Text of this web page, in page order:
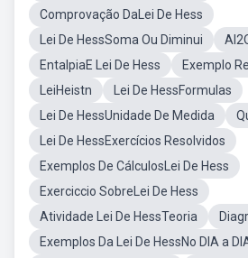
Comprovação DaLei De Hess
Lei De HessSoma Ou Diminui
EntalpiaE Lei De Hess
Exemplo
LeiHeistn
Lei De HessFormulas
Lei De HessUnidade De Medida
Lei De HessExercícios Resolvidos
Exemplos De CálculosLei De Hess
Exerciccio SobreLei De Hess
Atividade Lei De HessTeoria
Exemplos Da Lei De HessNo DIA a